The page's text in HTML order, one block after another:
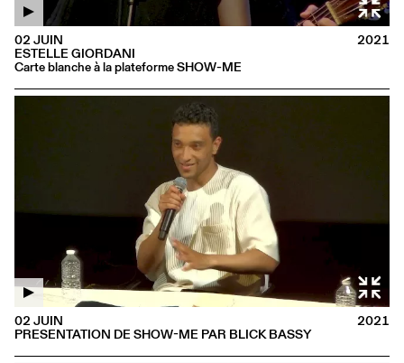
ESTELLE GIORDANI
Carte blanche à la plateforme SHOW-ME
02 JUIN 2021
PRESENTATION DE SHOW-ME PAR BLICK BASSY
02 JUIN 2021